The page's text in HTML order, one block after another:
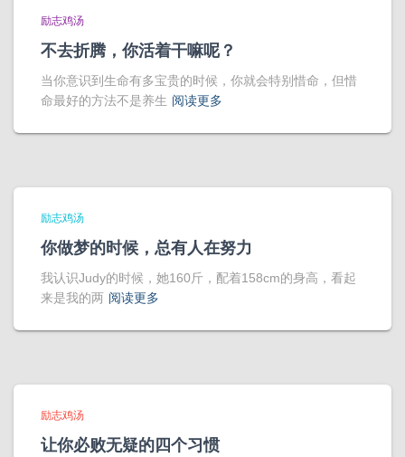
励志鸡汤
不去折腾，你活着干嘛呢？
当你意识到生命有多宝贵的时候，你就会特别惜命，但惜
命最好的方法不是养生 阅读更多
励志鸡汤
你做梦的时候，总有人在努力
我认识Judy的时候，她160斤，配着158cm的身高，看起
来是我的两 阅读更多
励志鸡汤
让你必败无疑的四个习惯